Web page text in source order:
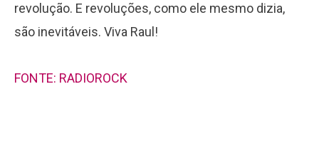
revolução. E revoluções, como ele mesmo dizia,
são inevitáveis. Viva Raul!
FONTE: RADIOROCK